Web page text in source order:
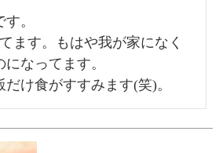
。
ます。もはや我が家になく
なってます。
け食がすすみます(笑)。